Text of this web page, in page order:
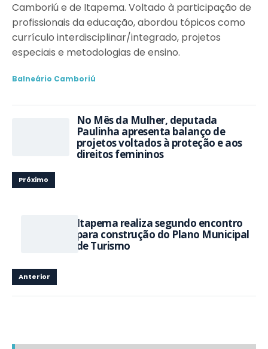
Camboriú e de Itapema. Voltado à participação de
profissionais da educação, abordou tópicos como
currículo interdisciplinar/integrado, projetos
especiais e metodologias de ensino.
Balneário Camboriú
No Mês da Mulher, deputada
Paulinha apresenta balanço de
projetos voltados à proteção e aos
direitos femininos
Próximo
Itapema realiza segundo encontro
para construção do Plano Municipal
de Turismo
Anterior